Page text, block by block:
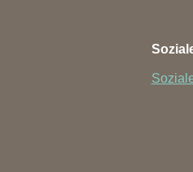
via the leg veins. Lab
Wree A, Schmitz KP, Stein T,
Bioengineering (Basel).